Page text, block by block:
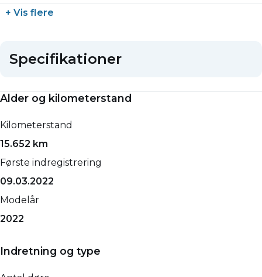
+ Vis flere
Specifikationer
Alder og kilometerstand
Kilometerstand
15.652 km
Første indregistrering
09.03.2022
Modelår
2022
Indretning og type